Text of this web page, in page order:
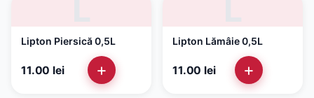
Lipton Piersică 0,5L
11.00 lei +
Lipton Lămâie 0,5L
11.00 lei +